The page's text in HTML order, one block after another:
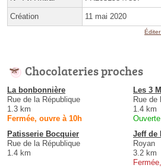
Création 11 mai 2020
Chocolateries proches
La bonbonnière
Rue de la République
1.3 km
Fermée, ouvre à 10h
Les 3
Rue de
1.4 km
Patisserie Bocquier
Rue de la République
1.4 km
Jeff de
Royan
3.2 km